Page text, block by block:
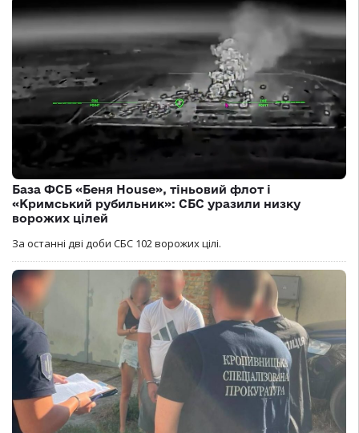
База ФСБ «Беня House», тіньовий флот і
«Кримський рубильник»: СБС уразили низку
ворожих цілей
За останні дві доби СБС 102 ворожих цілі.